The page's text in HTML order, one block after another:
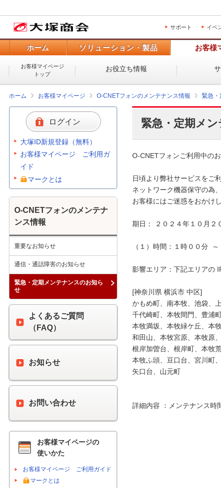
サポート イベ
ホーム ソリューション・製品 お客様
お客様マイページ
トップ
お役立ち情報
ホーム お客様マイページ O-CNETフォンのメンテナンス情報 緊急・
緊急・定期メ
O-CNETフォンご利用中の
日頃より弊社サービスをご
ネットワーク機器保守の為
お客様にはご迷惑をおかけ
期日： ２０２４年１０月２
（１）時間：１時００分
影響エリア：下記エリアの
[神奈川県 横浜市 中区]
かもめ町、南本牧、池袋、
千代崎町、本牧間門、豊浦
本牧満坂、本牧緑ケ丘、本
和田山、本牧宮原、本牧原
根岸加曽台、根岸町、本牧
本牧ふ頭、豆口台、宮川町
矢口台、山元町
詳細内容 ：メンテナンス時
ログイン
大塚ID新規登録（無料）
お客様マイページ ご利用ガ
イド
マークとは
O-CNETフォンのメンテナ
ンス情報
重要なお知らせ
通信・通話障害のお知らせ
緊急・定期メンテナンスのお知ら
せ
よくあるご質問
（FAQ）
お知らせ
お問い合わせ
お客様マイページの
使いかた
お客様マイページ ご利用ガイド
マークとは